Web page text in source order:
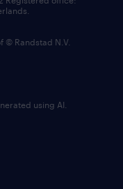
© Randstad N.V.
using AI.